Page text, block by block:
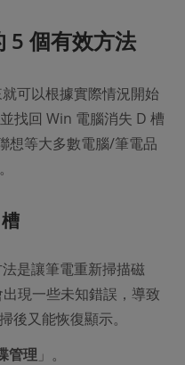
5 個有效方法
可以根據實際情況開始
找回 Win 電腦消失 D 槽
想等大多數電腦/筆電品
是讓筆電重新掃描磁
現一些未知錯誤，導致
後又能恢復顯示。
管理 」。